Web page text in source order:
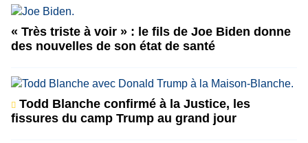
« Très triste à voir » : le fils de Joe Biden donne
des nouvelles de son état de santé
Todd Blanche confirmé à la Justice, les
fissures du camp Trump au grand jour